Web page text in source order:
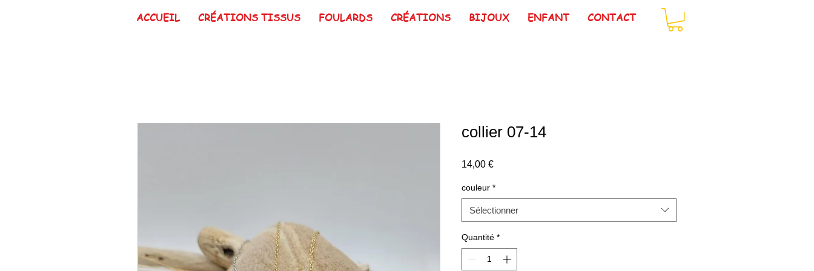
ACCUEIL CRÉATIONS TISSUS FOULARDS CRÉATIONS BIJOUX ENFANT CONTACT
collier 07-14
14,00 €Prix
couleur *
Sélectionner
Quantité *